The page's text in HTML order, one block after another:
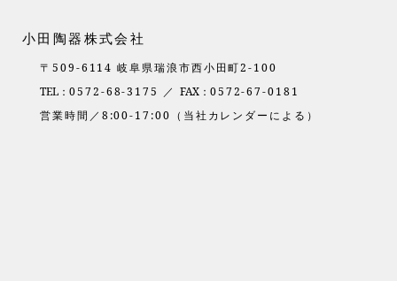
小田陶器株式会社
〒509-6114 岐阜県瑞浪市西小田町2-100
TEL： 0572-68-3175 ／ FAX： 0572-67-0181
営業時間／8:00-17:00（当社カレンダーによる）